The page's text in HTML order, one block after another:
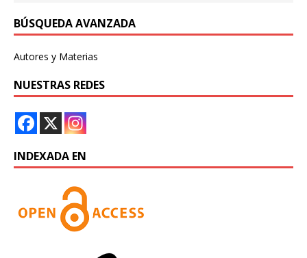
BÚSQUEDA AVANZADA
Autores y Materias
NUESTRAS REDES
INDEXADA EN